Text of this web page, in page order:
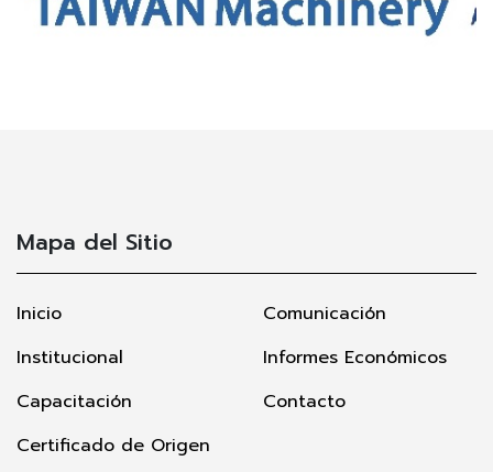
Mapa del Sitio
Inicio
Institucional
Capacitación
Certificado de Origen
Comunicación
Informes Económicos
Contacto